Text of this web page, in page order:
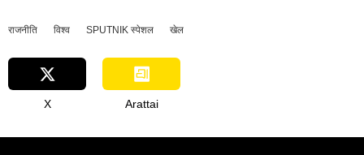
राजनीति विश्व SPUTNIK स्पेशल खेल
X Arattai